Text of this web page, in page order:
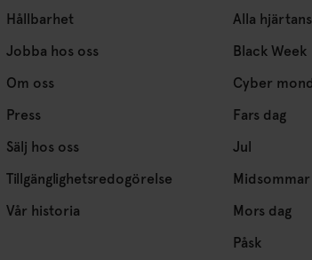
Hållbarhet
Jobba hos oss
Om oss
Press
Sälj hos oss
Tillgänglighetsredogörelse
Vår historia
Alla
Black Week
Cyber
Fars dag
Jul
Midsommar
Mors dag
Påsk